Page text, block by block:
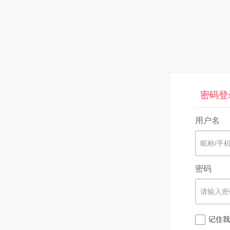
密码登
用户名
昵称/手
密码
请输入
记住我